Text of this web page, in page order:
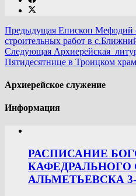
Предыдущая Епископ Мефодий
строительных работ в
Следующая Архиерейская
Пятидесятнице в Троицком
Архиерейское служение
Информация
РАСПИСАНИЕ
КАФЕДРАЛЬНОГО
АЛЬМЕТЬЕВСКА